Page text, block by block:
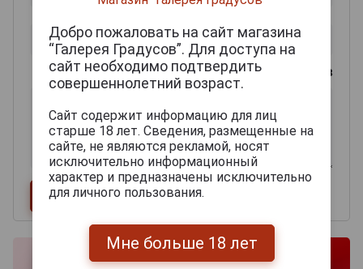
0из 2000 знаков
Добро пожаловать на сайт магазина
“Галерея Градусов”. Для доступа на
сайт необходимо подтвердить
совершеннолетний возраст.
Сайт содержит информацию для лиц
старше 18 лет. Сведения, размещенные на
сайте, не являются рекламой, носят
исключительно информационный
характер и предназначены исключительно
для личного пользования.
Мне больше 18 лет